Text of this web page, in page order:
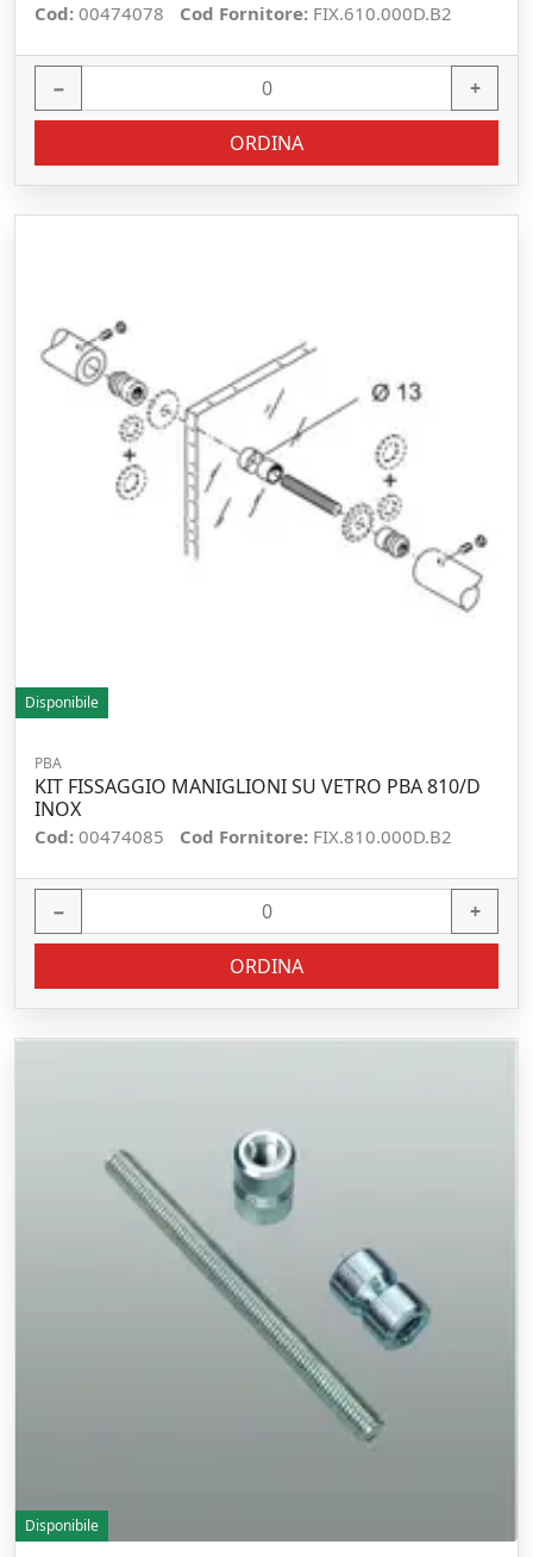
Cod: 00474078 Cod Fornitore: FIX.610.000D.B2
− +
ORDINA
Disponibile
PBA
KIT FISSAGGIO MANIGLIONI SU VETRO PBA 810/D
INOX
Cod: 00474085 Cod Fornitore: FIX.810.000D.B2
− +
ORDINA
Disponibile